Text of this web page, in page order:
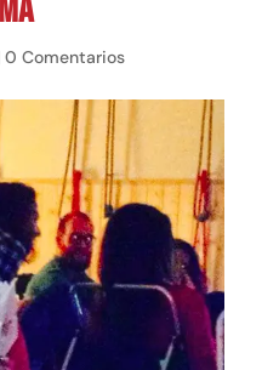
0 Comentarios